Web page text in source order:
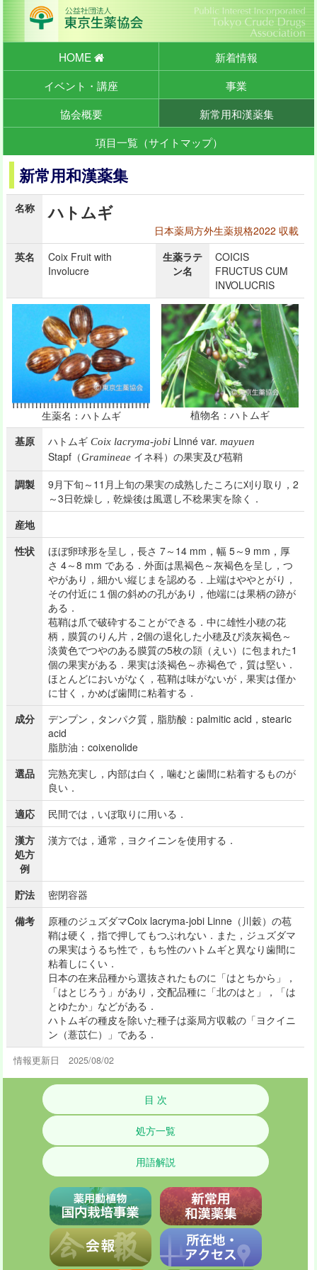
HOME
新着情報
イベント・講座
事業
協会概要
新常用和漢薬集
項目一覧（サイトマップ）
新常用和漢薬集
名称 ハトムギ
日本薬局方外生薬規格2022 収載
英名
Coix Fruit with
Involucre
生薬ラテ
ン名
COICIS
FRUCTUS CUM
INVOLUCRIS
生薬名：ハトムギ
植物名：ハトムギ
基原
ハトムギCoix lacryma-jobi Linné var.mayuen
Stapf（Gramineae イネ科）の果実及び苞鞘
調製
9月下旬～11月上旬の果実の成熟したころに刈り取り，2
～3日乾燥し，乾燥後は風選し不稔果実を除く．
産地
性状
ほぼ卵球形を呈し，長さ 7～14 mm，幅 5～9 mm，厚
さ 4～8 mm である．外面は黒褐色～灰褐色を呈し，つ
やがあり，細かい縦じまを認める．上端はややとがり，
その付近に１個の斜めの孔があり，他端には果柄の跡が
ある．
苞鞘は爪で破砕することができる．中に雄性小穂の花
柄，膜質のりん片，2個の退化した小穂及び淡灰褐色～
淡黄色でつやのある膜質の5枚の頴（えい）に包まれた1
個の果実がある．果実は淡褐色～赤褐色で，質は堅い．
ほとんどにおいがなく，苞鞘は味がないが，果実は僅か
に甘く，かめば歯間に粘着する．
成分
デンプン，タンパク質，脂肪酸：palmitic acid，stearic
acid
脂肪油：coixenolide
選品
完熟充実し，内部は白く，噛むと歯間に粘着するものが
良い．
適応
民間では，いぼ取りに用いる．
漢方
処方
例
漢方では，通常，ヨクイニンを使用する．
貯法
密閉容器
備考
原種のジュズダマCoix lacryma-jobi Linne（川穀）の苞
鞘は硬く，指で押してもつぶれない．また，ジュズダマ
の果実はうるち性で，もち性のハトムギと異なり歯間に
粘着しにくい．
日本の在来品種から選抜されたものに「はとちから」，
「はとじろう」があり，交配品種に「北のはと」，「は
とゆたか」などがある．
ハトムギの種皮を除いた種子は薬局方収載の「ヨクイニ
ン（薏苡仁）」である．
情報更新日 2025/08/02
目 次
処方一覧
用語解説